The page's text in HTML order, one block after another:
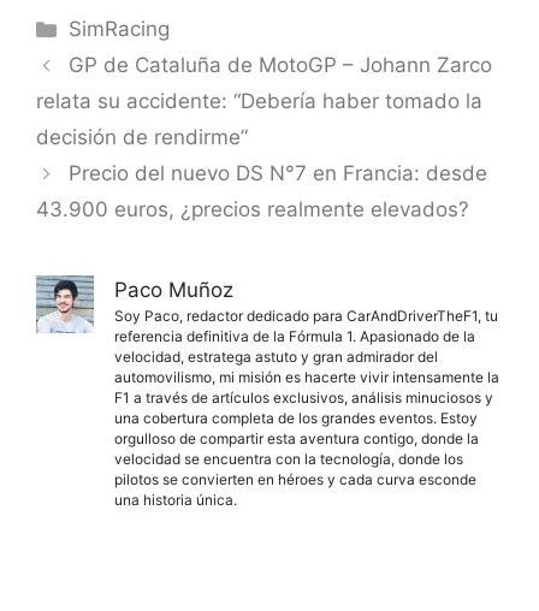
Categorías
SimRacing
GP de Cataluña de MotoGP – Johann Zarco
relata su accidente: “Debería haber tomado la
decisión de rendirme”
Precio del nuevo DS N°7 en Francia: desde
43.900 euros, ¿precios realmente elevados?
Paco Muñoz
Soy Paco, redactor dedicado para CarAndDriverTheF1, tu
referencia definitiva de la Fórmula 1. Apasionado de la
velocidad, estratega astuto y gran admirador del
automovilismo, mi misión es hacerte vivir intensamente la
F1 a través de artículos exclusivos, análisis minuciosos y
una cobertura completa de los grandes eventos. Estoy
orgulloso de compartir esta aventura contigo, donde la
velocidad se encuentra con la tecnología, donde los
pilotos se convierten en héroes y cada curva esconde
una historia única.